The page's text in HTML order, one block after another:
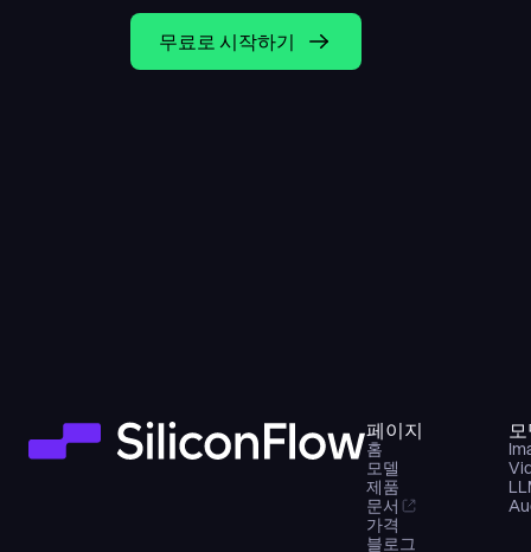
무료로 시작하기
페이지
홈
모델
제품
문서
가격
블로그